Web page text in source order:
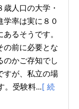
人口の大学・
学率は実に８０
るそうです。
の前に必要とな
のかご存知でし
すが、私立の場
。受験料...[ 続